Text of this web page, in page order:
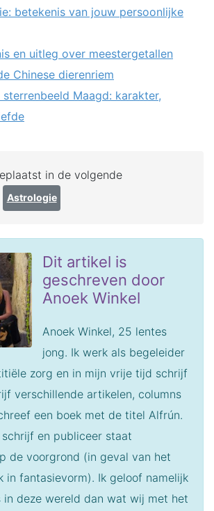
betekenis van jouw persoonlijke
en uitleg over meestergetallen
Chinese dierenriem
Maagd: karakter,
in de volgende
Astrologie
Dit artikel is
geschreven door
Anoek Winkel
Anoek Winkel, 25 lentes
jong. Ik werk als begeleider
zorg en in mijn vrije tijd schrijf
verschillende artikelen, columns
een boek met de titel Alfrún.
en publiceer staat
de voorgrond (in geval van het
in fantasievorm). Ik geloof namelijk
in deze wereld dan wat wij met het